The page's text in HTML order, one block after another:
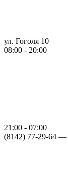
ул. Гоголя 10
08:00 - 20:00
21:00 - 07:00
(8142) 77-29-64 —